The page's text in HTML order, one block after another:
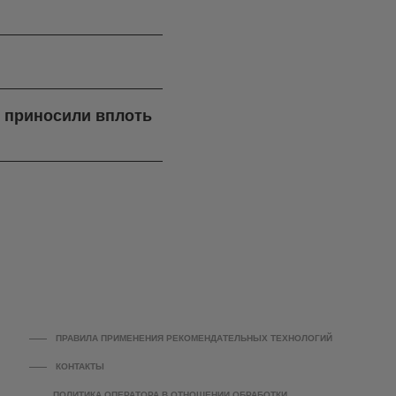
вплоть
ПРАВИЛА ПРИМЕНЕНИЯ РЕКОМЕНДАТЕЛЬНЫХ ТЕХНОЛОГИЙ
КОНТАКТЫ